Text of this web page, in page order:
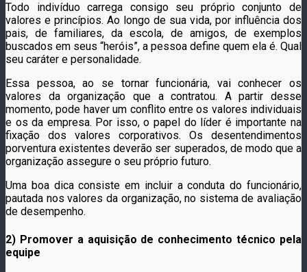
Todo indivíduo carrega consigo seu próprio conjunto de
valores e princípios. Ao longo de sua vida, por influência dos
pais, de familiares, da escola, de amigos, de exemplos
buscados em seus “heróis”, a pessoa define quem ela é. Qual
seu caráter e personalidade.
Essa pessoa, ao se tornar funcionária, vai conhecer os
valores da organização que a contratou. A partir desse
momento, pode haver um conflito entre os valores individuais
e os da empresa. Por isso, o papel do líder é importante na
fixação dos valores corporativos. Os desentendimentos
porventura existentes deverão ser superados, de modo que a
organização assegure o seu próprio futuro.
Uma boa dica consiste em incluir a conduta do funcionário,
pautada nos valores da organização, no sistema de avaliação
de desempenho.
2) Promover a aquisição de conhecimento técnico pela
equipe